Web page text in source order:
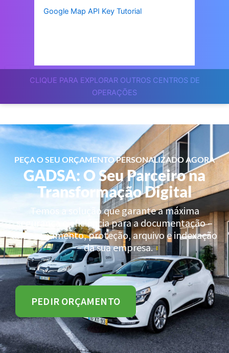
CLIQUE PARA EXPLORAR OUTROS CENTROS DE
OPERAÇÕES
Google Map API Key Tutorial
PEÇA O SEU ORÇAMENTO PERSONALIZADO AGORA
GADSA: O Seu Parceiro na
Transformação Digital
Temos a solução que garante a máxima
segurança e eficiência para a documentação –
armazenamento, proteção, arquivo e indexação
– da sua empresa.
PEDIR ORÇAMENTO